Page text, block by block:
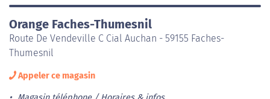
Orange Faches-Thumesnil
Route De Vendeville C Cial Auchan - 59155 Faches-
Thumesnil
Appeler ce magasin